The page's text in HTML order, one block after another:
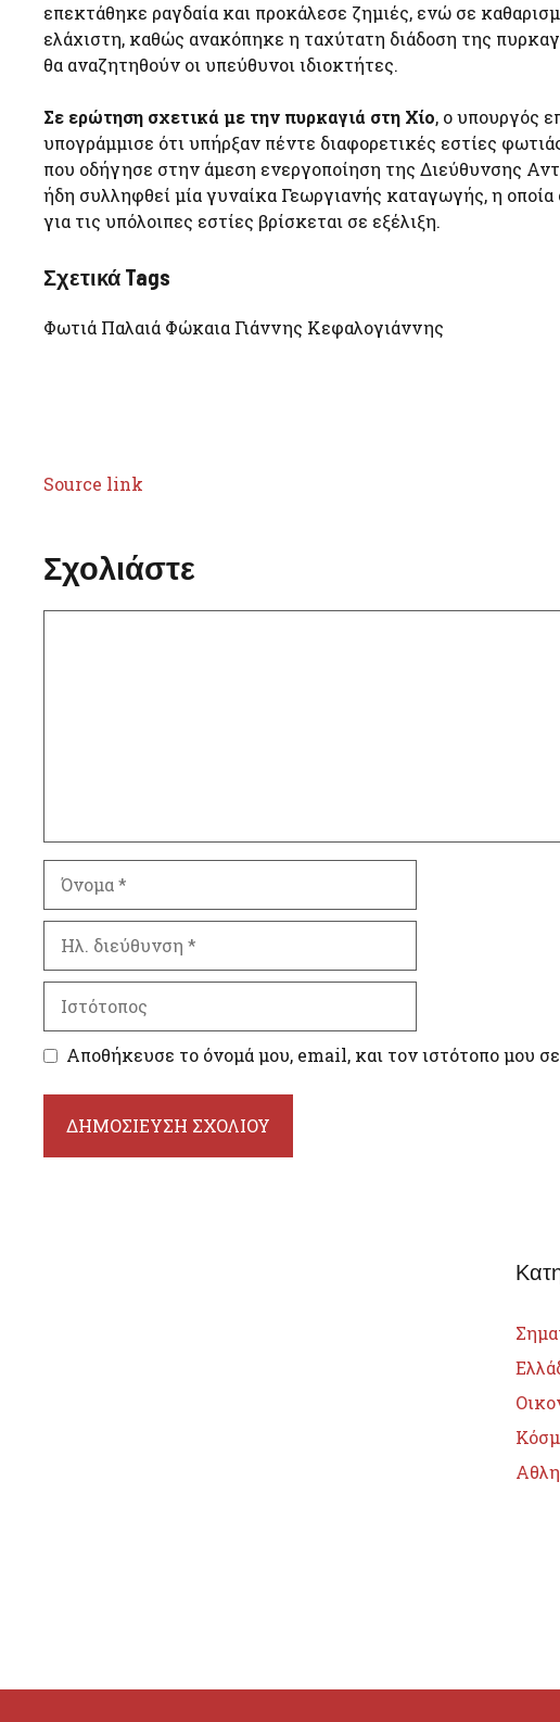
επεκτάθηκε ραγδαία και προκάλεσε ζημιές, ενώ σε
ελάχιστη, καθώς ανακόπηκε η ταχύτατη διάδοση της
θα αναζητηθούν οι υπεύθυνοι ιδιοκτήτες.
Σε ερώτηση σχετικά με την πυρκαγιά στη Χίο, ο υπουργός
υπογράμμισε ότι υπήρξαν πέντε διαφορετικές εστίες
που οδήγησε στην άμεση ενεργοποίηση της Διεύθυνσης
ήδη συλληφθεί μία γυναίκα Γεωργιανής καταγωγής, η
για τις υπόλοιπες εστίες βρίσκεται σε εξέλιξη.
Σχετικά Tags
Φωτιά Παλαιά Φώκαια Γιάννης Κεφαλογιάννης
Source link
Σχολιάστε
Όνομα
διεύθυνση
Ιστότοπος
Αποθήκευσε το όνομά μου, email, και τον ιστότοπο μου